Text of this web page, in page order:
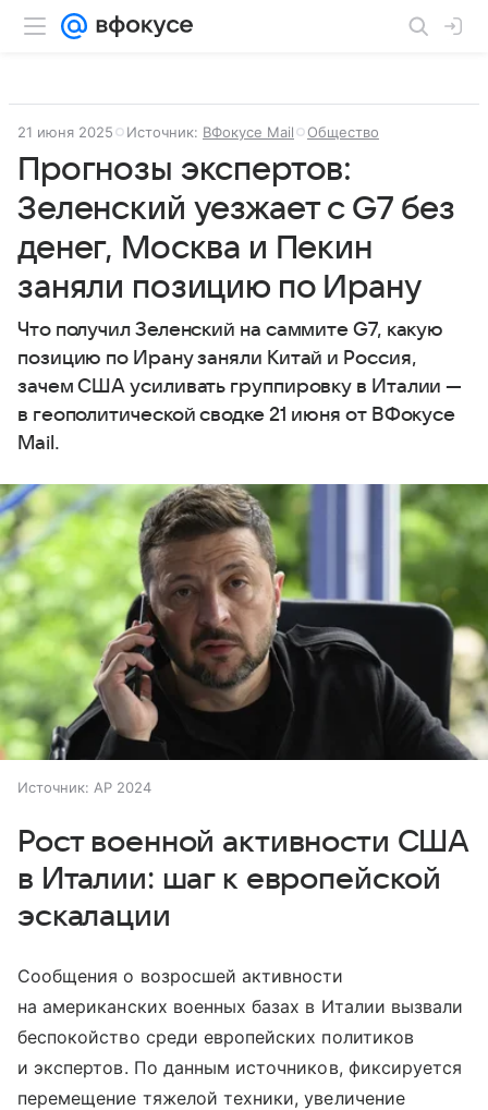
21 июня 2025 Источник: ВФокусе Mail Общество
Прогнозы экспертов:
Зеленский уезжает с G7 без
денег, Москва и Пекин
заняли позицию по Ирану
Что получил Зеленский на саммите G7, какую
позицию по Ирану заняли Китай и Россия,
зачем США усиливать группировку в Италии —
в геополитической сводке 21 июня от ВФокусе
Mail.
Источник: AP 2024
Рост военной активности США
в Италии: шаг к европейской
эскалации
Сообщения о возросшей активности
на американских военных базах в Италии вызвали
беспокойство среди европейских политиков
и экспертов. По данным источников, фиксируется
перемещение тяжелой техники, увеличение